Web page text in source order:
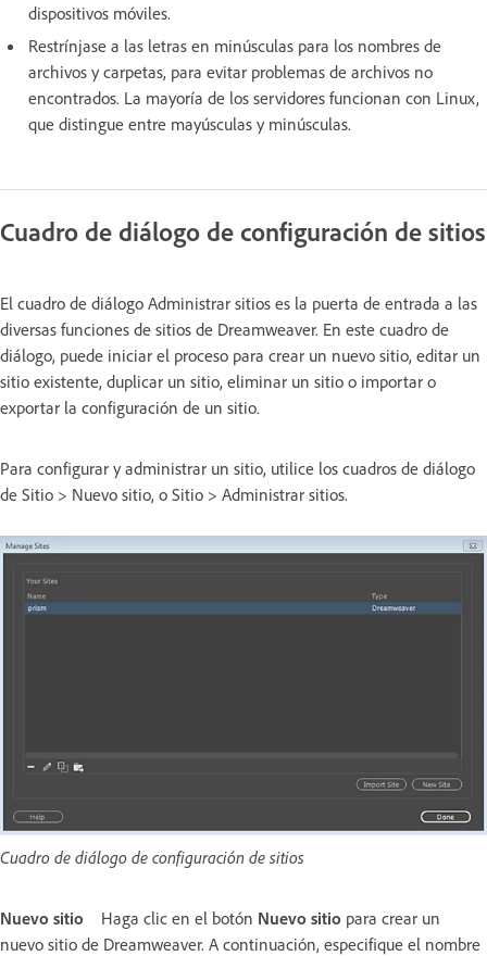
dispositivos móviles.
Restrínjase a las letras en minúsculas para los nombres de
archivos y carpetas, para evitar problemas de archivos no
encontrados. La mayoría de los servidores funcionan con Linux,
que distingue entre mayúsculas y minúsculas.
Cuadro de diálogo de configuración de sitios
El cuadro de diálogo Administrar sitios es la puerta de entrada a las
diversas funciones de sitios de Dreamweaver. En este cuadro de
diálogo, puede iniciar el proceso para crear un nuevo sitio, editar un
sitio existente, duplicar un sitio, eliminar un sitio o importar o
exportar la configuración de un sitio.
Para configurar y administrar un sitio, utilice los cuadros de diálogo
de Sitio > Nuevo sitio, o Sitio > Administrar sitios.
Cuadro de diálogo de configuración de sitios
Nuevo sitio Haga clic en el botón Nuevo sitio para crear un
nuevo sitio de Dreamweaver. A continuación, especifique el nombre